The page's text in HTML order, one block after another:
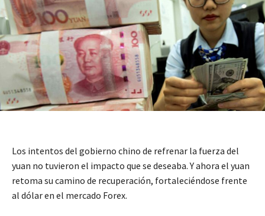
Los intentos del gobierno chino de refrenar la fuerza del
yuan no tuvieron el impacto que se deseaba. Y ahora el yuan
retoma su camino de recuperación, fortaleciéndose frente
al dólar en el mercado Forex.